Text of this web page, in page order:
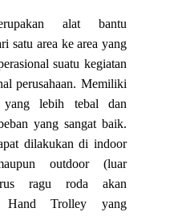
alat bantu
satu area ke area yang
suatu kegiatan
perusahaan. Memiliki
lebih tebal dan
yang sangat baik.
dilakukan di indoor
outdoor (luar
ragu roda akan
Hand Trolley yang